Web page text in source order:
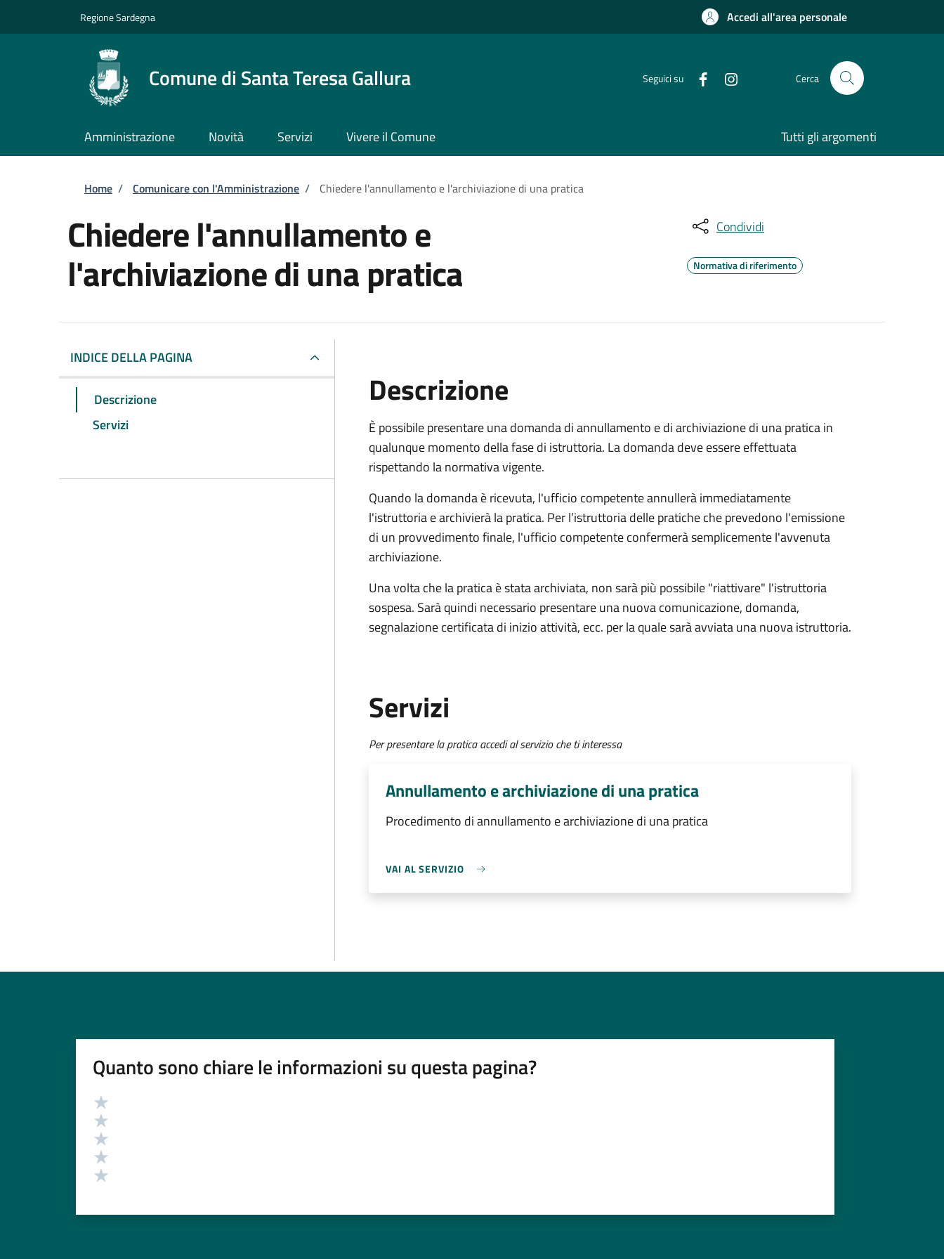
Regione Sardegna Accedi all'area personale
Comune di Santa Teresa Gallura Seguici su Cerca
Amministrazione Novità Servizi Vivere il Comune Tutti gli argomenti
Briciole di pane
Home / Comunicare con l'Amministrazione / Chiedere l'annullamento e l'archiviazione di una pratica
Chiedere l'annullamento e
l'archiviazione di una pratica
Condividi
Normativa di riferimento
INDICE DELLA PAGINA
Descrizione
Servizi
Descrizione
È possibile presentare una domanda di annullamento e di archiviazione di una pratica in
qualunque momento della fase di istruttoria. La domanda deve essere effettuata
rispettando la normativa vigente.
Quando la domanda è ricevuta, l'ufficio competente annullerà immediatamente
l'istruttoria e archivierà la pratica. Per l’istruttoria delle pratiche che prevedono l'emissione
di un provvedimento finale, l'ufficio competente confermerà semplicemente l'avvenuta
archiviazione.
Una volta che la pratica è stata archiviata, non sarà più possibile "riattivare" l'istruttoria
sospesa. Sarà quindi necessario presentare una nuova comunicazione, domanda,
segnalazione certificata di inizio attività, ecc. per la quale sarà avviata una nuova istruttoria.
Servizi
Per presentare la pratica accedi al servizio che ti interessa
Annullamento e archiviazione di una pratica
Procedimento di annullamento e archiviazione di una pratica
VAI AL SERVIZIO
Quanto sono chiare le informazioni su questa pagina?
Valutazione